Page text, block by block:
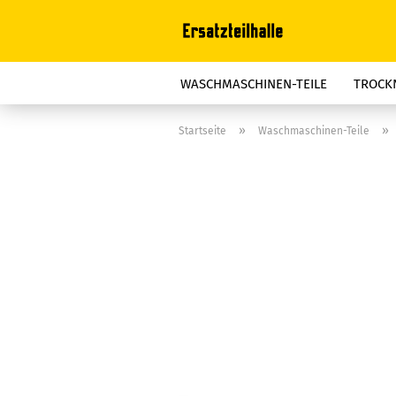
WASCHMASCHINEN-TEILE
STAUBSAUGER-TEILE
Startseite » Waschmaschinen-Teile »